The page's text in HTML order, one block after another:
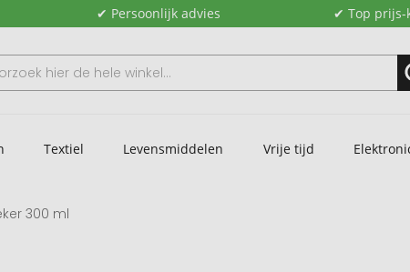
✔ Persoonlijk advies ✔ Top
Textiel Levensmiddelen Vrije tijd
300 ml